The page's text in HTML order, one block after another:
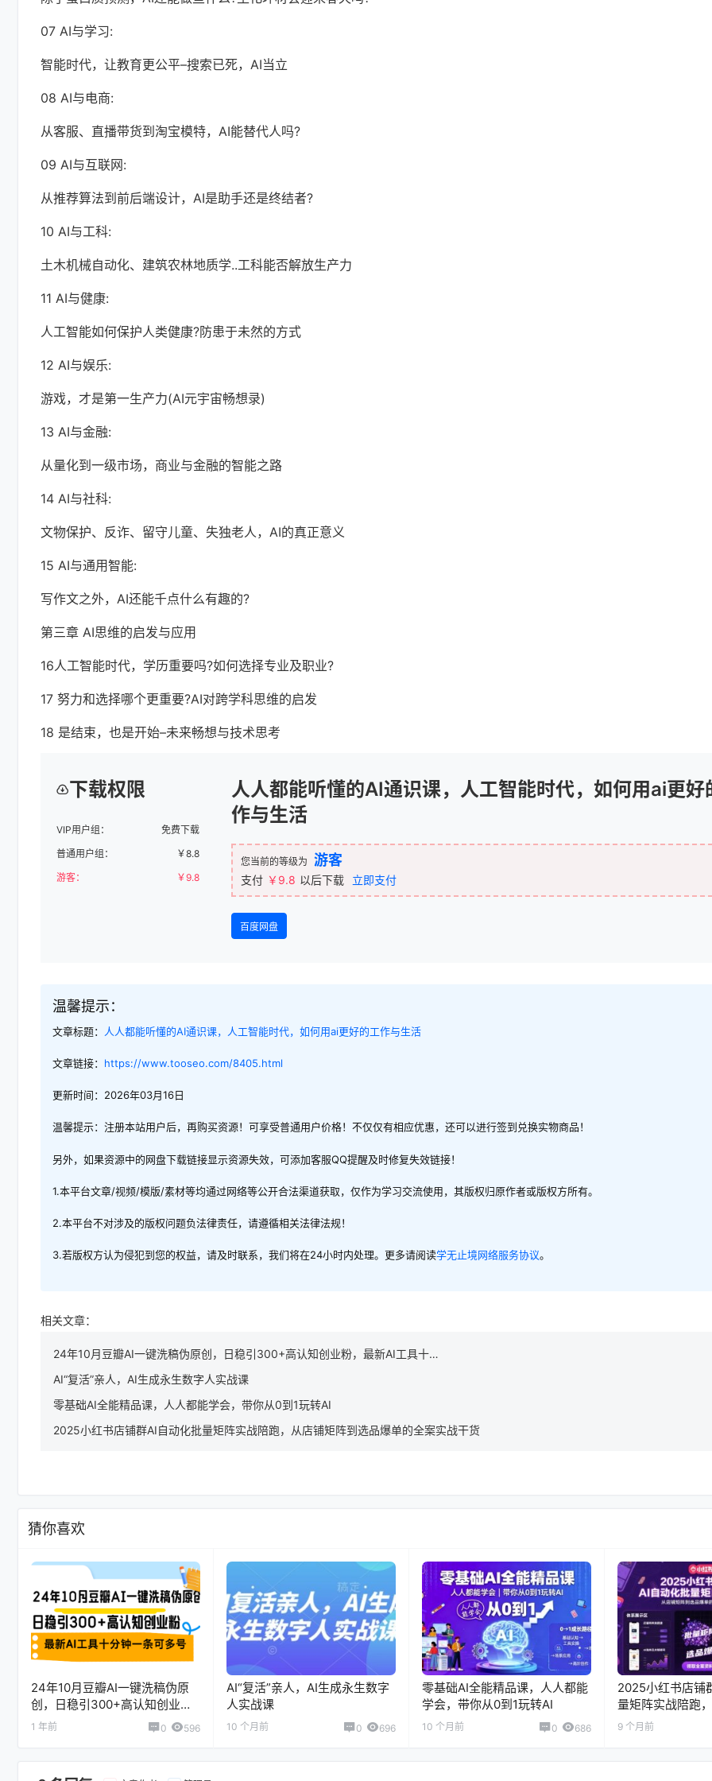
07 AI与学习:
智能时代，让教育更公平–搜索已死，AI当立
08 AI与电商:
从客服、直播带货到淘宝模特，AI能替代人吗?
09 AI与互联网:
从推荐算法到前后端设计，AI是助手还是终结者?
10 AI与工科:
土木机械自动化、建筑农林地质学..工科能否解放生产力
11 AI与健康:
人工智能如何保护人类健康?防患于未然的方式
12 AI与娱乐:
游戏，才是第一生产力(AI元宇宙畅想录)
13 AI与金融:
从量化到一级市场，商业与金融的智能之路
14 AI与社科:
文物保护、反诈、留守儿童、失独老人，AI的真正意义
15 AI与通用智能:
写作文之外，AI还能千点什么有趣的?
第三章 AI思维的启发与应用
16人工智能时代，学历重要吗?如何选择专业及职业?
17 努力和选择哪个更重要?AI对跨学科思维的启发
18 是结束，也是开始–未来畅想与技术思考
下载权限
VIP用户组：
免费下载
普通用户组：
￥8.8
游客：
￥9.8
人人都能听懂的AI通识课，人工智能时代，如何用ai更好
作与生活
您当前的等级为 游客
支付 ￥9.8 以后下载 立即支付
百度网盘
温馨提示：
文章标题： 人人都能听懂的AI通识课，人工智能时代，如何用ai更好的工作与生活
文章链接： https://www.tooseo.com/8405.html
更新时间：2026年03月16日
温馨提示：注册本站用户后，再购买资源！可享受普通用户价格！不仅仅有相应优惠，还可以进行签到兑换实物商品！
另外，如果资源中的网盘下载链接显示资源失效，可添加客服QQ提醒及时修复失效链接！
1.本平台文章/视频/模版/素材等均通过网络等公开合法渠道获取，仅作为学习交流使用，其版权归原作者或版权方所有。
2.本平台不对涉及的版权问题负法律责任，请遵循相关法律法规！
3.若版权方认为侵犯到您的权益，请及时联系，我们将在24小时内处理。更多请阅读学无止境网络服务协议。
相关文章：
24年10月豆瓣AI一键洗稿伪原创，日稳引300+高认知创业粉，最新AI工具十…
AI“复活”亲人，AI生成永生数字人实战课
零基础AI全能精品课，人人都能学会，带你从0到1玩转AI
2025小红书店铺群AI自动化批量矩阵实战陪跑，从店铺矩阵到选品爆单的全案实战干货
猜你喜欢
24年10月豆瓣AI一键洗稿伪原
创，日稳引300+高认知创业
粉，最新AI工具十...
1 年前 0 596
AI“复活”亲人，AI生成永生数字
人实战课
10 个月前 0 696
零基础AI全能精品课，人人都能
学会，带你从0到1玩转AI
10 个月前 0 686
2025小红书店铺
量矩阵实战陪跑
选品爆单的全案
9 个月前